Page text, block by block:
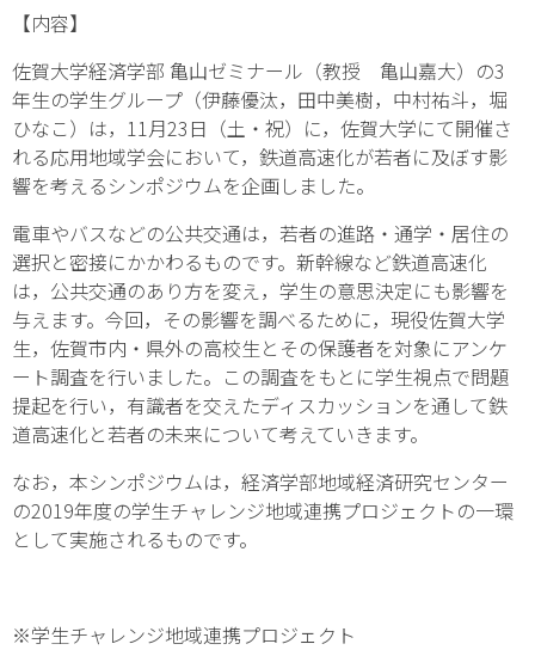
【内容】
佐賀大学経済学部 亀山ゼミナール（教授 亀山嘉大）の3
年生の学生グループ（伊藤優汰，田中美樹，中村祐斗，堀
ひなこ）は，11月23日（土・祝）に，佐賀大学にて開催さ
れる応用地域学会において，鉄道高速化が若者に及ぼす影
響を考えるシンポジウムを企画しました。
電車やバスなどの公共交通は，若者の進路・通学・居住の
選択と密接にかかわるものです。新幹線など鉄道高速化
は，公共交通のあり方を変え，学生の意思決定にも影響を
与えます。今回，その影響を調べるために，現役佐賀大学
生，佐賀市内・県外の高校生とその保護者を対象にアンケ
ート調査を行いました。この調査をもとに学生視点で問題
提起を行い，有識者を交えたディスカッションを通して鉄
道高速化と若者の未来について考えていきます。
なお，本シンポジウムは，経済学部地域経済研究センター
の2019年度の学生チャレンジ地域連携プロジェクトの一環
として実施されるものです。
※学生チャレンジ地域連携プロジェクト